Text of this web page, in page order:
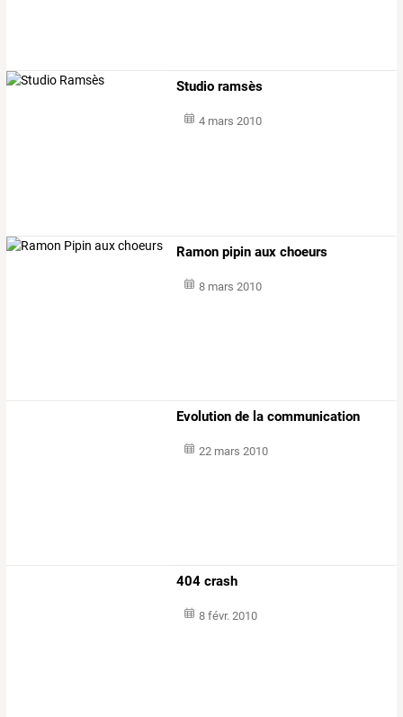
Studio ramsès
4 mars 2010
Ramon pipin aux choeurs
8 mars 2010
Evolution de la communication
22 mars 2010
404 crash
8 févr. 2010